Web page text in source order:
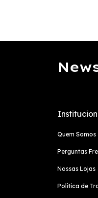
Quem Somos
Perguntas
Nossas Lojas
Política de